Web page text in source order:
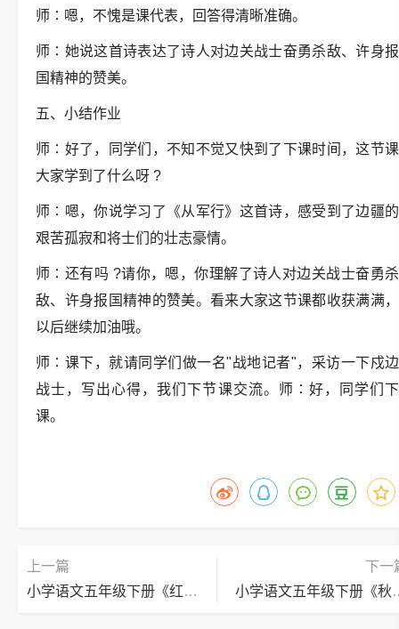
师∶嗯，不愧是课代表，回答得清晰准确。
师∶她说这首诗表达了诗人对边关战士奋勇杀敌、许身报
国精神的赞美。
五、小结作业
师∶好了，同学们，不知不觉又快到了下课时间，这节课
大家学到了什么呀 ?
师∶嗯，你说学习了《从军行》这首诗，感受到了边疆的
艰苦孤寂和将士们的壮志豪情。
师∶还有吗 ?请你，嗯，你理解了诗人对边关战士奋勇杀
敌、许身报国精神的赞美。看来大家这节课都收获满满，
以后继续加油哦。
师∶课下，就请同学们做一名"战地记者"，采访一下戍边
战士，写出心得，我们下节课交流。师∶好，同学们下
课。
上一篇
小学语文五年级下册《红楼春趣》逐字稿
下一
小学语文五年